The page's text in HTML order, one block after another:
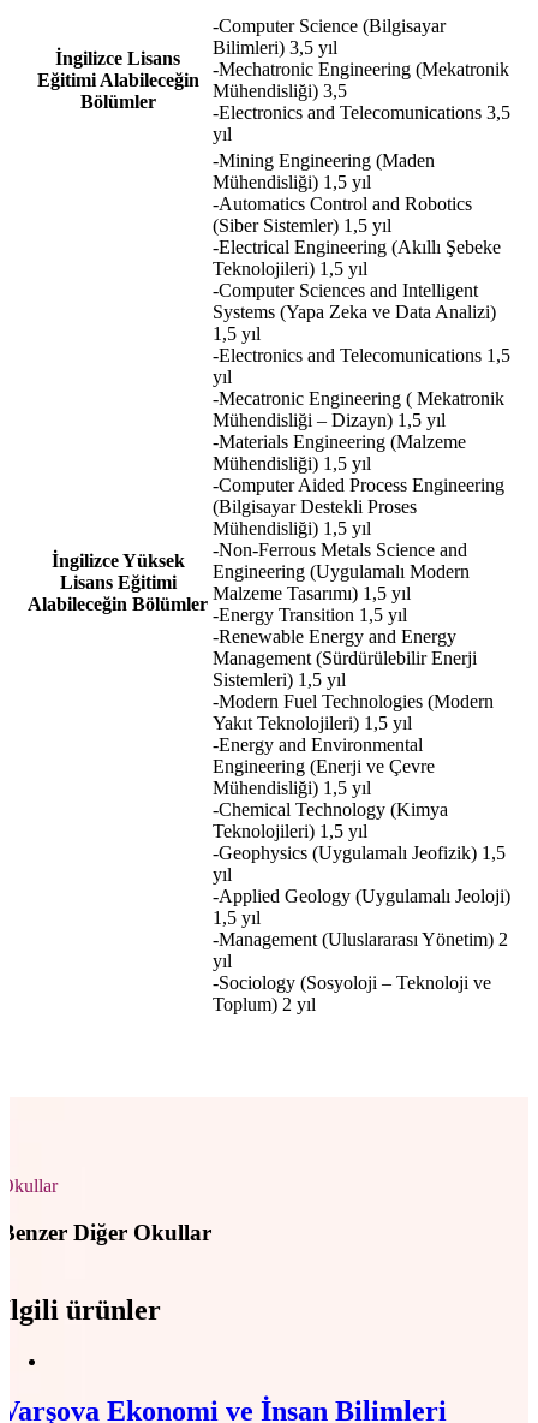
İngilizce Lisans
Eğitimi Alabileceğin
Bölümler
-Computer Science (Bilgisayar
Bilimleri) 3,5 yıl
-Mechatronic Engineering (Mekatronik
Mühendisliği) 3,5
-Electronics and Telecomunications 3,5
yıl
İngilizce Yüksek
Lisans Eğitimi
Alabileceğin Bölümler
-Mining Engineering (Maden
Mühendisliği) 1,5 yıl
-Automatics Control and Robotics
(Siber Sistemler) 1,5 yıl
-Electrical Engineering (Akıllı Şebeke
Teknolojileri) 1,5 yıl
-Computer Sciences and Intelligent
Systems (Yapa Zeka ve Data Analizi)
1,5 yıl
-Electronics and Telecomunications 1,5
yıl
-Mecatronic Engineering ( Mekatronik
Mühendisliği – Dizayn) 1,5 yıl
-Materials Engineering (Malzeme
Mühendisliği) 1,5 yıl
-Computer Aided Process Engineering
(Bilgisayar Destekli Proses
Mühendisliği) 1,5 yıl
-Non-Ferrous Metals Science and
Engineering (Uygulamalı Modern
Malzeme Tasarımı) 1,5 yıl
-Energy Transition 1,5 yıl
-Renewable Energy and Energy
Management (Sürdürülebilir Enerji
Sistemleri) 1,5 yıl
-Modern Fuel Technologies (Modern
Yakıt Teknolojileri) 1,5 yıl
-Energy and Environmental
Engineering (Enerji ve Çevre
Mühendisliği) 1,5 yıl
-Chemical Technology (Kimya
Teknolojileri) 1,5 yıl
-Geophysics (Uygulamalı Jeofizik) 1,5
yıl
-Applied Geology (Uygulamalı Jeoloji)
1,5 yıl
-Management (Uluslararası Yönetim) 2
yıl
-Sociology (Sosyoloji – Teknoloji ve
Toplum) 2 yıl
Okullar
Benzer Diğer Okullar
İlgili ürünler
Varşova Ekonomi ve İnsan Bilimleri